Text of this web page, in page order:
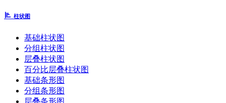
柱状图
基础柱状图
分组柱状图
层叠柱状图
百分比层叠柱状图
基础条形图
分组条形图
层叠条形图